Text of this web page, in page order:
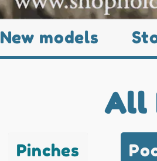
New models
Pinches
All